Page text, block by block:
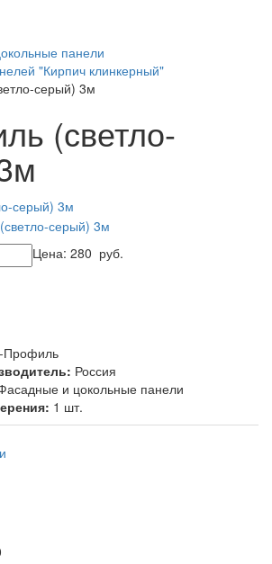
панели
"Кирпич клинкерный"
серый) 3м
(светло-
Цена: 280 руб.
Профиль
Россия
и цокольные панели
1 шт.